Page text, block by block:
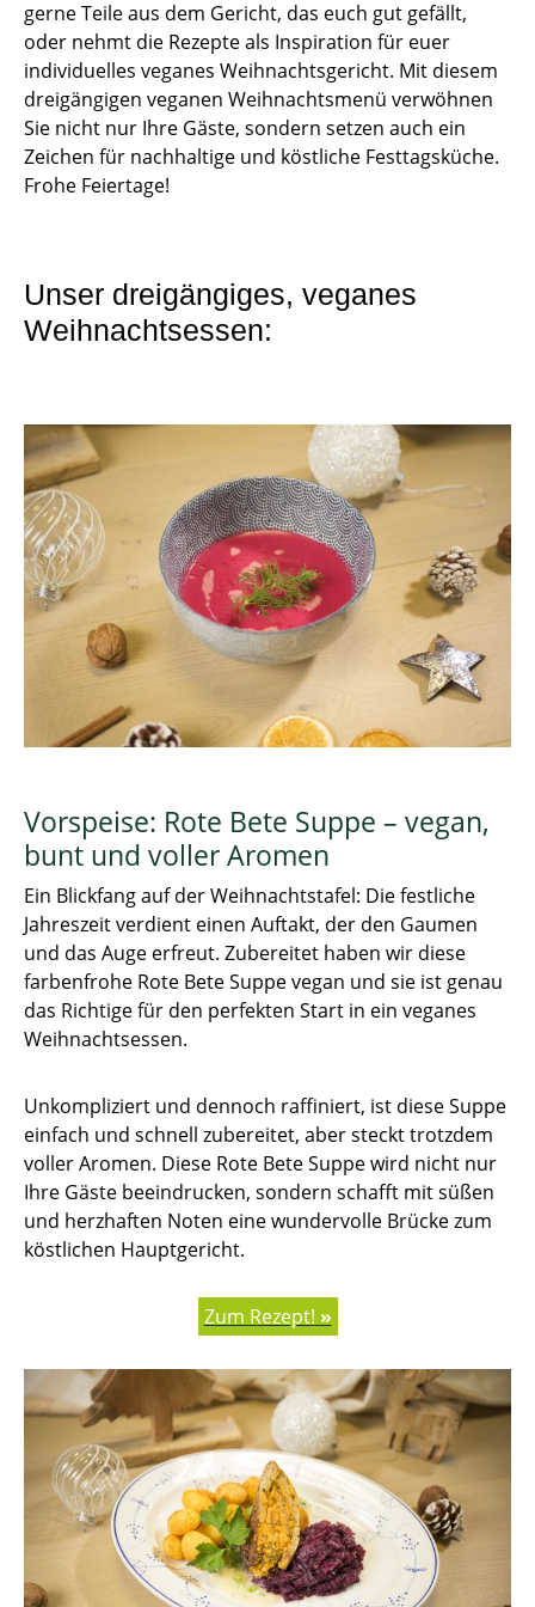
gerne Teile aus dem Gericht, das euch gut gefällt,
oder nehmt die Rezepte als Inspiration für euer
individuelles veganes Weihnachtsgericht. Mit diesem
dreigängigen veganen Weihnachtsmenü verwöhnen
Sie nicht nur Ihre Gäste, sondern setzen auch ein
Zeichen für nachhaltige und köstliche Festtagsküche.
Frohe Feiertage!
Unser dreigängiges, veganes
Weihnachtsessen:
Vorspeise: Rote Bete Suppe – vegan,
bunt und voller Aromen
Ein Blickfang auf der Weihnachtstafel: Die festliche
Jahreszeit verdient einen Auftakt, der den Gaumen
und das Auge erfreut. Zubereitet haben wir diese
farbenfrohe Rote Bete Suppe vegan und sie ist genau
das Richtige für den perfekten Start in ein veganes
Weihnachtsessen.
Unkompliziert und dennoch raffiniert, ist diese Suppe
einfach und schnell zubereitet, aber steckt trotzdem
voller Aromen. Diese Rote Bete Suppe wird nicht nur
Ihre Gäste beeindrucken, sondern schafft mit süßen
und herzhaften Noten eine wundervolle Brücke zum
köstlichen Hauptgericht.
Zum Rezept! »